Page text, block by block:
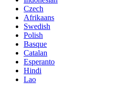
Czech
Afrikaans
Swedish
Polish
Basque
Catalan
Esperanto
Hindi
Lao